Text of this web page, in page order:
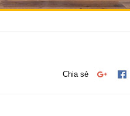
Chia sẻ